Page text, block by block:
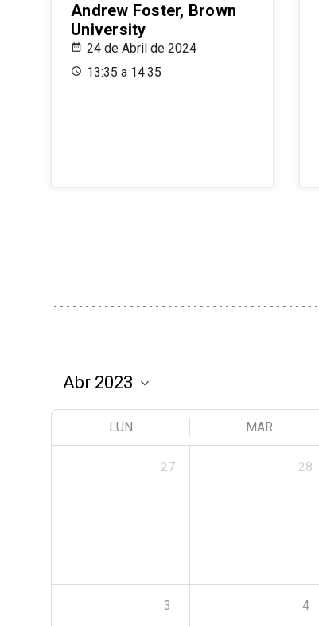
Andrew Foster, Brown
University
24 de Abril de 2024
13:35 a 14:35
LUN MAR
27 28
3 4